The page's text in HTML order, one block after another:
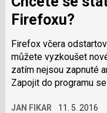
Firefoxu?
Firefox včera
můžete vyzkoušet
zatím nejsou zapnuté
Zapojit do programu
JAN FIKAR 11. 5. 2016